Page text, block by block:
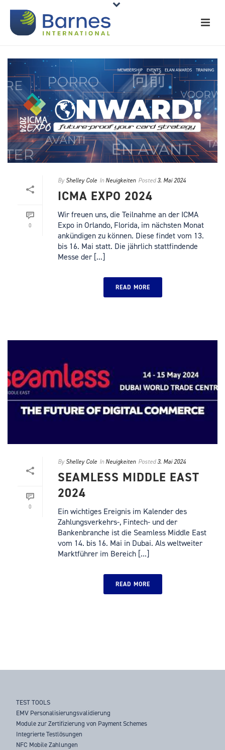
0
By Shelley Cole In Neuigkeiten Posted 3. Mai 2024
ICMA EXPO 2024
Wir freuen uns, die Teilnahme an der ICMA
Expo in Orlando, Florida, im nächsten Monat
ankündigen zu können. Diese findet vom 13.
bis 16. Mai statt. Die jährlich stattfindende
Messe der [...]
READ MORE
0
By Shelley Cole In Neuigkeiten Posted 3. Mai 2024
SEAMLESS MIDDLE EAST
2024
Ein wichtiges Ereignis im Kalender des
Zahlungsverkehrs-, Fintech- und der
Bankenbranche ist die Seamless Middle East
vom 14. bis 16. Mai in Dubai. Als weltweiter
Marktführer im Bereich [...]
READ MORE
TEST TOOLS
EMV Personalisierungsvalidierung
Module zur Zertifizierung von Payment Schemes
Integrierte Testlösungen
NFC Mobile Zahlungen